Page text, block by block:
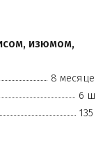
изюмом,
8
6
135